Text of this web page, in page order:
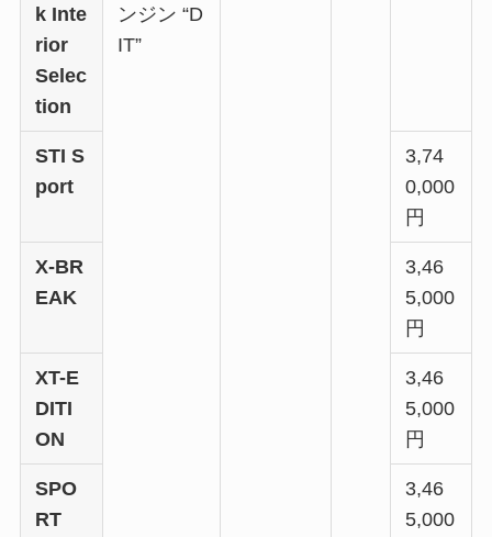
k Inte
rior
Selec
tion
ンジン “D
IT”
STI S
port
3,74
0,000
円
X-BR
EAK
3,46
5,000
円
XT-E
DITI
ON
3,46
5,000
円
SPO
RT
3,46
5,000